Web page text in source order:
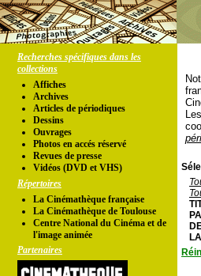
Recherches spécifiques dans les
collections
Affiches
Archives
Articles de périodiques
Dessins
Ouvrages
Photos en accés réservé
Revues de presse
Vidéos (DVD et VHS)
Répertoires
La Cinémathèque française
La Cinémathèque de Toulouse
Centre National du Cinéma et de
l'image animée
Partenaires